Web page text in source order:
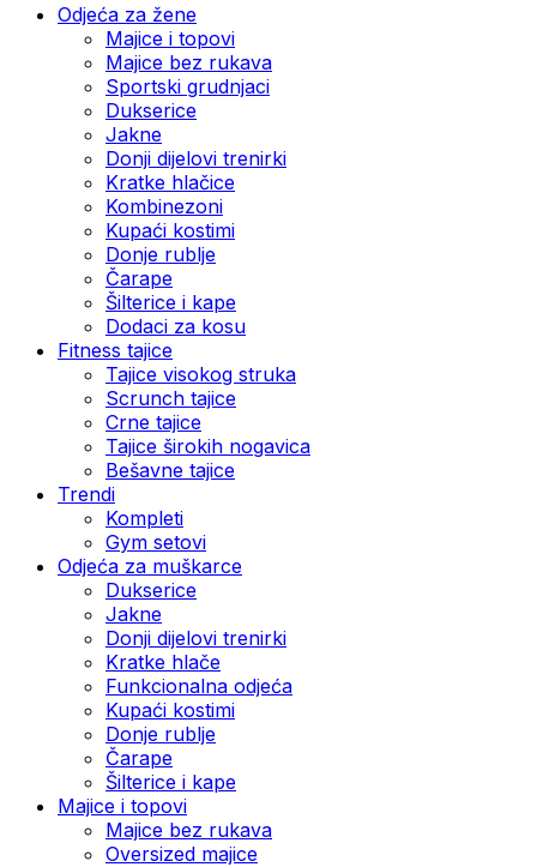
Odjeća za žene
Majice i topovi
Majice bez rukava
Sportski grudnjaci
Dukserice
Jakne
Donji dijelovi trenirki
Kratke hlačice
Kombinezoni
Kupaći kostimi
Donje rublje
Čarape
Šilterice i kape
Dodaci za kosu
Fitness tajice
Tajice visokog struka
Scrunch tajice
Crne tajice
Tajice širokih nogavica
Bešavne tajice
Trendi
Kompleti
Gym setovi
Odjeća za muškarce
Dukserice
Jakne
Donji dijelovi trenirki
Kratke hlače
Funkcionalna odjeća
Kupaći kostimi
Donje rublje
Čarape
Šilterice i kape
Majice i topovi
Majice bez rukava
Oversized majice